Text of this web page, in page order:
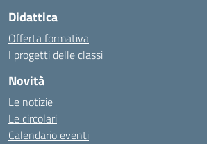
Didattica
Offerta formativa
I progetti delle classi
Novità
Le notizie
Le circolari
Calendario eventi